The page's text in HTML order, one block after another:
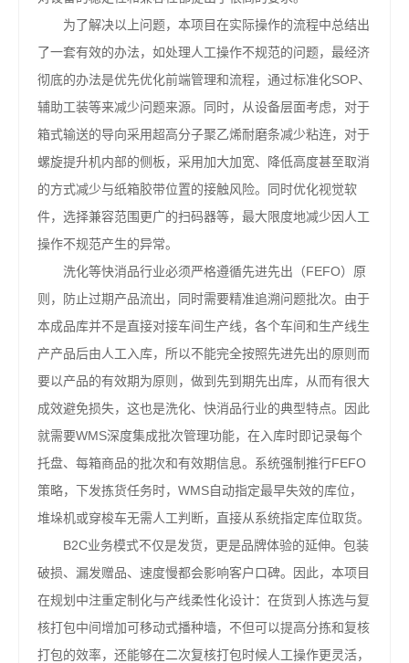
为了解决以上问题，本项目在实际操作的流程中总结出
了一套有效的办法，如处理人工操作不规范的问题，最经济
彻底的办法是优先优化前端管理和流程，通过标准化SOP、
辅助工装等来减少问题来源。同时，从设备层面考虑，对于
箱式输送的导向采用超高分子聚乙烯耐磨条减少粘连，对于
螺旋提升机内部的侧板，采用加大加宽、降低高度甚至取消
的方式减少与纸箱胶带位置的接触风险。同时优化视觉软
件，选择兼容范围更广的扫码器等，最大限度地减少因人工
操作不规范产生的异常。
洗化等快消品行业必须严格遵循先进先出（FEFO）原
则，防止过期产品流出，同时需要精准追溯问题批次。由于
本成品库并不是直接对接车间生产线，各个车间和生产线生
产产品后由人工入库，所以不能完全按照先进先出的原则而
要以产品的有效期为原则，做到先到期先出库，从而有很大
成效避免损失，这也是洗化、快消品行业的典型特点。因此
就需要WMS深度集成批次管理功能，在入库时即记录每个
托盘、每箱商品的批次和有效期信息。系统强制推行FEFO
策略，下发拣货任务时，WMS自动指定最早失效的库位，
堆垛机或穿梭车无需人工判断，直接从系统指定库位取货。
B2C业务模式不仅是发货，更是品牌体验的延伸。包装
破损、漏发赠品、速度慢都会影响客户口碑。因此，本项目
在规划中注重定制化与产线柔性化设计：在货到人拣选与复
核打包中间增加可移动式播种墙，不但可以提高分拣和复核
打包的效率，还能够在二次复核打包时候人工操作更灵活，